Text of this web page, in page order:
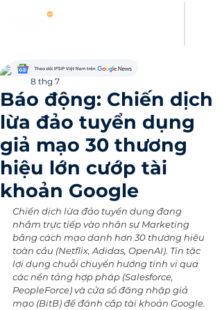
Báo động: Chiến dịch
lừa đảo tuyển dụng
giả mạo 30 thương
hiệu lớn cướp tài
khoản Google
Hung Pham
8 thg 7
Chiến dịch lừa đảo tuyển dụng đang
nhắm trực tiếp vào nhân sự Marketing
bằng cách mạo danh hơn 30 thương hiệu
toàn cầu (Netflix, Adidas, OpenAI). Tin tặc
lợi dụng chuỗi chuyển hướng tinh vi qua
các nền tảng hợp pháp (Salesforce,
PeopleForce) và cửa sổ đăng nhập giả
mạo (BitB) để đánh cắp tài khoản Google.